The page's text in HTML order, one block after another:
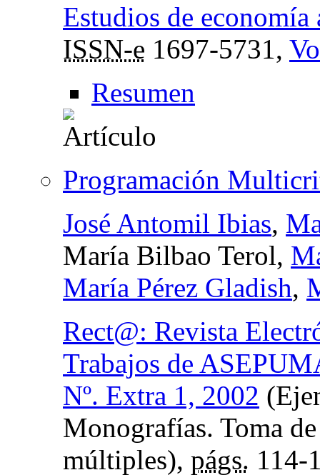
Estudios de economía
ISSN-e 1697-5731,
Resumen
Programación
José Antomil Ibias,
María Bilbao Terol,
María Pérez Gladish,
Rect@: Revista
Trabajos de
Nº. Extra 1, 2002
Monografías. Toma
múltiples), págs. 114-